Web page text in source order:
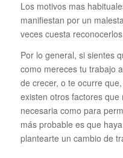
Los motivos mas
manifiestan por un
veces cuesta
Por lo general, si sientes
como mereces tu trabajo
de crecer, o te ocurre
existen otros factores
necesaria como para
más probable es que
plantearte un cambio de